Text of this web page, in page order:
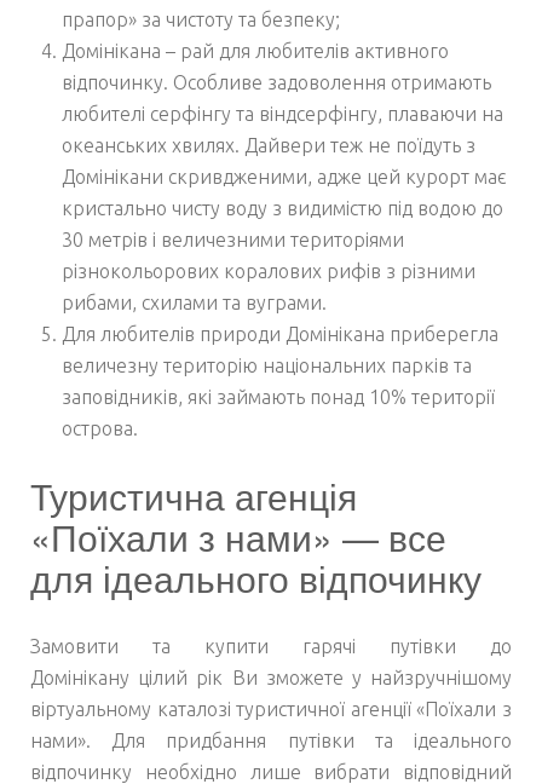
прапор» за чистоту та безпеку;
Домінікана – рай для любителів активного
відпочинку. Особливе задоволення отримають
любителі серфінгу та віндсерфінгу, плаваючи на
океанських хвилях. Дайвери теж не поїдуть з
Домінікани скривдженими, адже цей курорт має
кристально чисту воду з видимістю під водою до
30 метрів і величезними територіями
різнокольорових коралових рифів з різними
рибами, схилами та вуграми.
Для любителів природи Домінікана приберегла
величезну територію національних парків та
заповідників, які займають понад 10% території
острова.
Туристична агенція
«Поїхали з нами» — все
для ідеального відпочинку
Замовити та
купити гарячі путівки до
Домінікану цілий рік Ви зможете у найзручнішому
віртуальному каталозі туристичної агенції «Поїхали з
нами». Для придбання путівки та ідеального
відпочинку необхідно лише вибрати відповідний